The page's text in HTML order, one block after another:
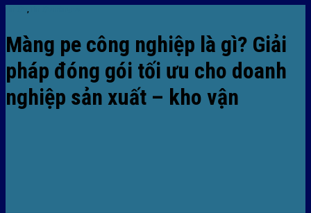
,
Màng pe công nghiệp là gì? Giải
pháp đóng gói tối ưu cho doanh
nghiệp sản xuất – kho vận